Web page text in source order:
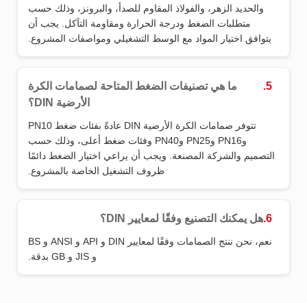
والحديد الزهر، والفولاذ المقاوم للصدأ، والبرونز، وذلك حسب
متطلبات الضغط ودرجة الحرارة ومقاومة التآكل. يجب أن
يتوافق اختيار المواد مع الوسط التشغيلي ومواصفات المشروع.
5.
ما هي تصنيفات الضغط المتاحة لصمامات الكرة
الأرضية DIN؟
تتوفر صمامات الكرة الأرضية DIN عادةً بفئات ضغط PN10
وPN16 وPN25 وPN40 وفئات ضغط أعلى، وذلك حسب
التصميم والشركة المصنعة. ويجب أن يراعي اختيار الضغط دائمًا
ظروف التشغيل الخاصة بالمشروع.
6. هل يمكنك التصنيع وفقًا لمعايير DIN؟
نعم، نحن ننتج الصمامات وفقًا لمعايير DIN و API و ANSI و BS
و JIS و GB بدقة.